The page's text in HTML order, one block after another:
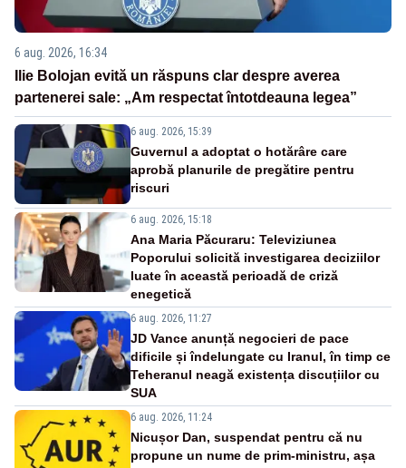
6 aug. 2026, 16:34
Ilie Bolojan evită un răspuns clar despre averea
partenerei sale: „Am respectat întotdeauna legea”
6 aug. 2026, 15:39
Guvernul a adoptat o hotărâre care
aprobă planurile de pregătire pentru
riscuri
6 aug. 2026, 15:18
Ana Maria Păcuraru: Televiziunea
Poporului solicită investigarea deciziilor
luate în această perioadă de criză
enegetică
6 aug. 2026, 11:27
JD Vance anunță negocieri de pace
dificile și îndelungate cu Iranul, în timp ce
Teheranul neagă existența discuțiilor cu
SUA
6 aug. 2026, 11:24
Nicușor Dan, suspendat pentru că nu
propune un nume de prim-ministru, așa